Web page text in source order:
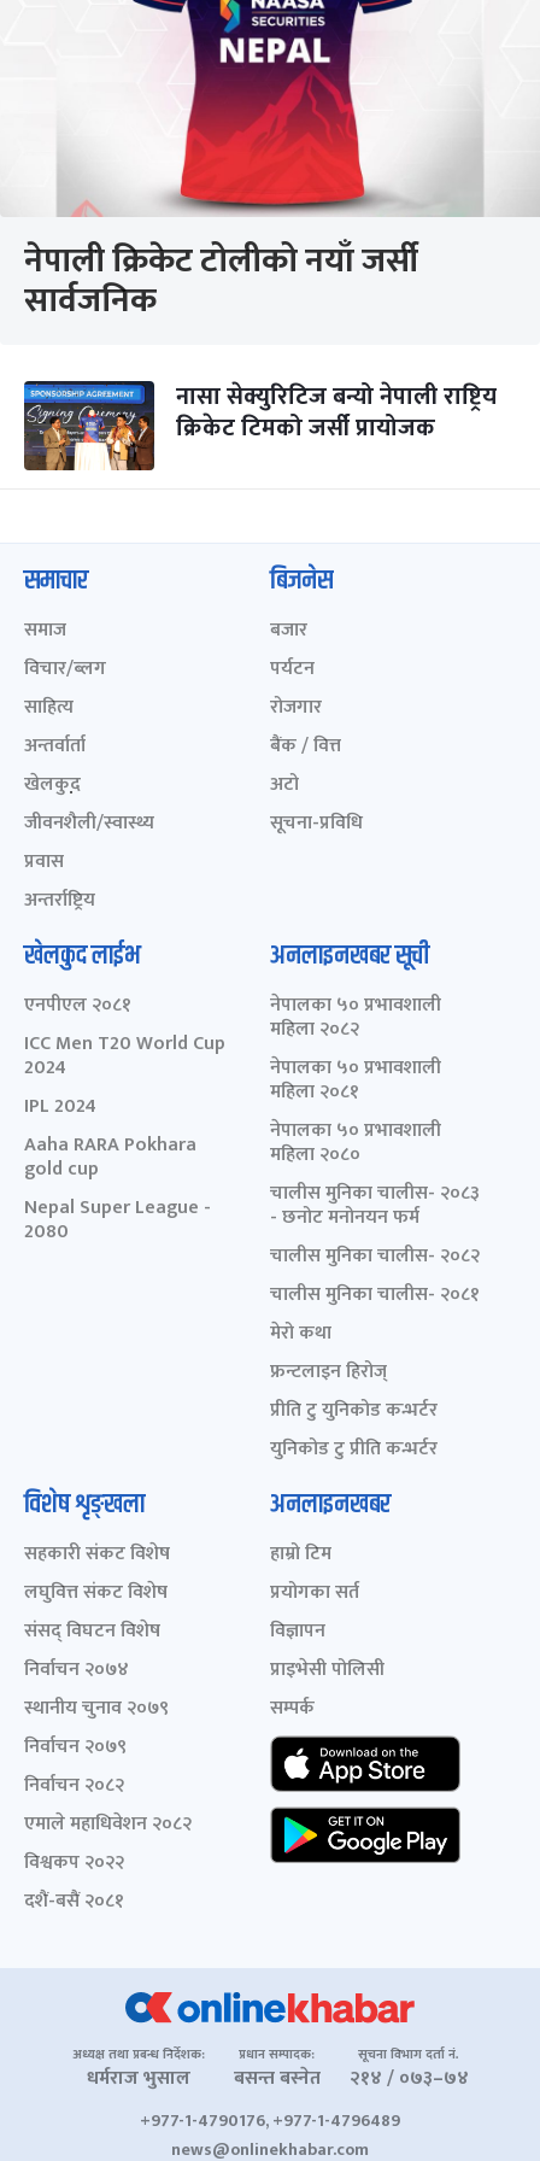
नेपाली क्रिकेट टोलीको नयाँ जर्सी
सार्वजनिक
नासा सेक्युरिटिज बन्यो नेपाली राष्ट्रिय
क्रिकेट टिमको जर्सी प्रायोजक
समाचार
समाज
विचार/ब्लग
साहित्य
अन्तर्वार्ता
खेलकुद़़
जीवनशैली/स्वास्थ्य
प्रवास
अन्तर्राष्ट्रिय
बिजनेस
बजार
पर्यटन
रोजगार
बैंक / वित्त
अटो
सूचना-प्रविधि
खेलकुद लाईभ
एनपीएल २०८१
ICC Men T20 World Cup
2024
IPL 2024
Aaha RARA Pokhara
gold cup
Nepal Super League -
2080
अनलाइनखबर सूची
नेपालका ५० प्रभावशाली
महिला २०८२
नेपालका ५० प्रभावशाली
महिला २०८१
नेपालका ५० प्रभावशाली
महिला २०८०
चालीस मुनिका चालीस- २०८३
- छनोट मनोनयन फर्म
चालीस मुनिका चालीस- २०८२
चालीस मुनिका चालीस- २०८१
मेरो कथा
फ्रन्टलाइन हिरोज्
प्रीति टु युनिकोड कन्भर्टर
युनिकोड टु प्रीति कन्भर्टर
विशेष शृङ्खला
सहकारी संकट विशेष
लघुवित्त संकट विशेष
संसद् विघटन विशेष
निर्वाचन २०७४
स्थानीय चुनाव २०७९
निर्वाचन २०७९
निर्वाचन २०८२
एमाले महाधिवेशन २०८२
विश्वकप २०२२
दशैं-बसैं २०८१
अनलाइनखबर
हाम्रो टिम
प्रयोगका सर्त
विज्ञापन
प्राइभेसी पोलिसी
सम्पर्क
अध्यक्ष तथा प्रबन्ध निर्देशक:
धर्मराज भुसाल
प्रधान सम्पादक:
बसन्त बस्नेत
सूचना विभाग दर्ता नं.
२१४ / ०७३–७४
+977-1-4790176, +977-1-4796489
news@onlinekhabar.com